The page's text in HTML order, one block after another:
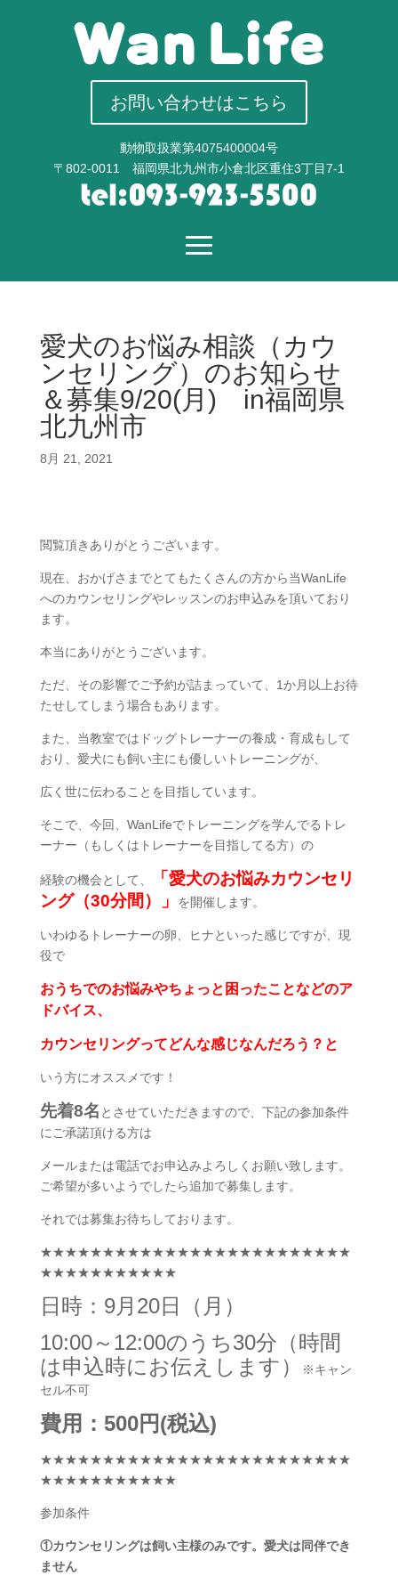
お問い合わせはこちら
動物取扱業第4075400004号
〒802-0011 福岡県北九州市小倉北区重住3丁目7-1
愛犬のお悩み相談（カウ
ンセリング）のお知らせ
＆募集9/20(月) in福岡県
北九州市
8月 21, 2021
閲覧頂きありがとうございます。
現在、おかげさまでとてもたくさんの方から当WanLife
へのカウンセリングやレッスンのお申込みを頂いており
ます。
本当にありがとうございます。
ただ、その影響でご予約が詰まっていて、1か月以上お待
たせしてしまう場合もあります。
また、当教室ではドッグトレーナーの養成・育成もして
おり、愛犬にも飼い主にも優しいトレーニングが、
広く世に伝わることを目指しています。
そこで、今回、WanLifeでトレーニングを学んでるトレ
ーナー（もしくはトレーナーを目指してる方）の
経験の機会として、
「愛犬のお悩みカウンセリ
ング（30分間）」
を開催します。
いわゆるトレーナーの卵、ヒナといった感じですが、現
役で
おうちでのお悩みやちょっと困ったことなどのア
ドバイス、
カウンセリングってどんな感じなんだろう？と
いう方にオススメです！
先着8名 とさせていただきますので、下記の参加条件
にご承諾頂ける方は
メールまたは電話でお申込みよろしくお願い致します。
ご希望が多いようでしたら追加で募集します。
それでは募集お待ちしております。
★★★★★★★★★★★★★★★★★★★★★★★★★
★★★★★★★★★★★
日時：9月20日（月）
10:00～12:00のうち30分（時間
は申込時にお伝えします）
※キャン
セル不可
費用：500円(税込)
★★★★★★★★★★★★★★★★★★★★★★★★★
★★★★★★★★★★★
参加条件
①カウンセリングは飼い主様のみです。愛犬は同伴でき
ません